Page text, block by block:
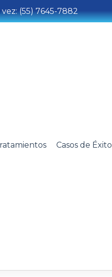
(55) 7645-7882
Casos de Éxito